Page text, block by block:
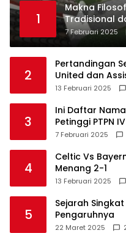
1
Makna
Tradisional
7 Februari 2025
2
Pertandingan
United dan
13 Februari 2025
3
Ini Daftar
Petinggi PTPN
7 Februari 2025
4
Celtic Vs
Menang 2-1
13 Februari 2025
5
Sejarah
Pengaruhnya
22 Maret 2025